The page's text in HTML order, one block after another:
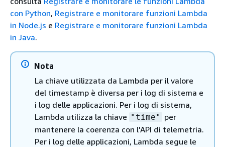
con Python, Registrare e monitorare funzioni Lambda
in Node.js e Registrare e monitorare funzioni Lambda
in Java.
Nota
La chiave utilizzata da Lambda per il valore
del timestamp è diversa per i log di sistema e
i log delle applicazioni. Per i log di sistema,
Lambda utilizza la chiave "time" per
mantenere la coerenza con l'API di telemetria.
Per i log delle applicazioni, Lambda segue le